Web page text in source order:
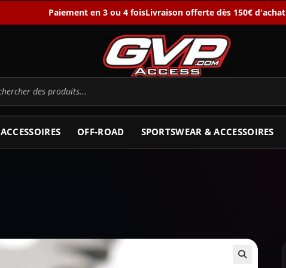
Paiement en 3 ou 4 foisLivraison offerte dès 150€ d'achat
ACCESSOIRES OFF-ROAD SPORTSWEAR & ACCESSOIRES